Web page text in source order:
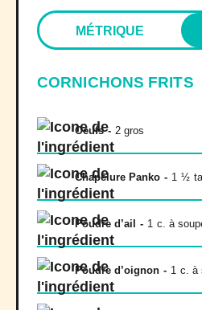
MÉTRIQUE
CORNICHONS FRITS
Oeufs - 2 gros
Chapelure Panko - 1 ½
Poudre d’ail - 1 c. à
Poudre d’oignon - 1 c. à